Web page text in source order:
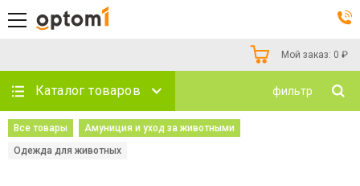
Мой заказ: 0 ₽
Каталог товаров фильтр
Все товары
Амуниция и уход за животными
Одежда для животных